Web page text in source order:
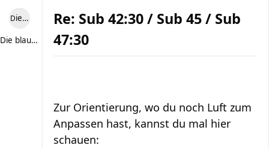
Die blaue Luise
Die blaue Luise
Re: Sub 42:30 / Sub 45 / Sub
47:30
Zur Orientierung, wo du noch Luft zum
Anpassen hast, kannst du mal hier
schauen: